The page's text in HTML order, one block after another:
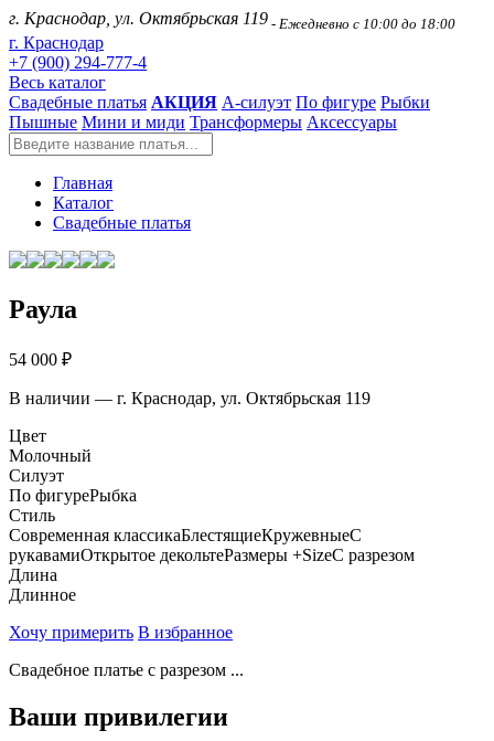
г. Краснодар, ул. Октябрьская 119 - Ежедневно с 10:00 до 18:00
г. Краснодар
+7 (900) 294-777-4
Весь каталог
Свадебные платья АКЦИЯ А-силуэт По фигуре Рыбки
Пышные Мини и миди Трансформеры Аксессуары
Главная
Каталог
Свадебные платья
Раула
54 000 ₽
В наличии — г. Краснодар, ул. Октябрьская 119
Цвет
Молочный
Силуэт
По фигуреРыбка
Стиль
Современная классикаБлестящиеКружевныеС
рукавамиОткрытое декольтеРазмеры +SizeС разрезом
Длина
Длинное
Хочу примерить В избранное
Свадебное платье с разрезом ...
Ваши привилегии